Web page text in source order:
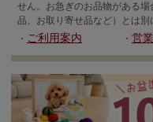
せん。お急ぎのお品物がある
品、お取り寄せ品など）とは別
・ ご利用案内 ・ 営